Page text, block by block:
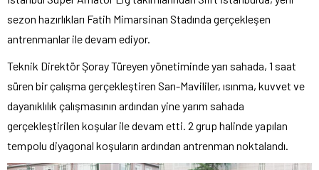
sezon hazırlıkları Fatih Mimarsinan Stadında gerçekleşen
antrenmanlar ile devam ediyor.
Teknik Direktör Şoray Türeyen yönetiminde yarı sahada, 1 saat
süren bir çalışma gerçekleştiren Sarı-Mavililer, ısınma, kuvvet ve
dayanıklılık çalışmasının ardından yine yarım sahada
gerçekleştirilen koşular ile devam etti. 2 grup halinde yapılan
tempolu diyagonal koşuların ardından antrenman noktalandı.